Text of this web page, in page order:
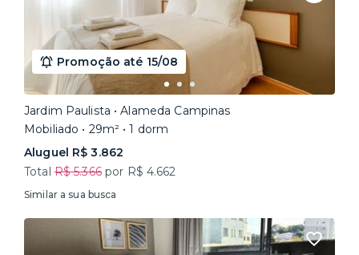
Promoção até 15/08
Jardim Paulista • Alameda Campinas
Mobiliado • 29m² • 1 dorm
Aluguel R$ 3.862
TotalR$ 5.366por R$ 4.662
Similar a sua busca